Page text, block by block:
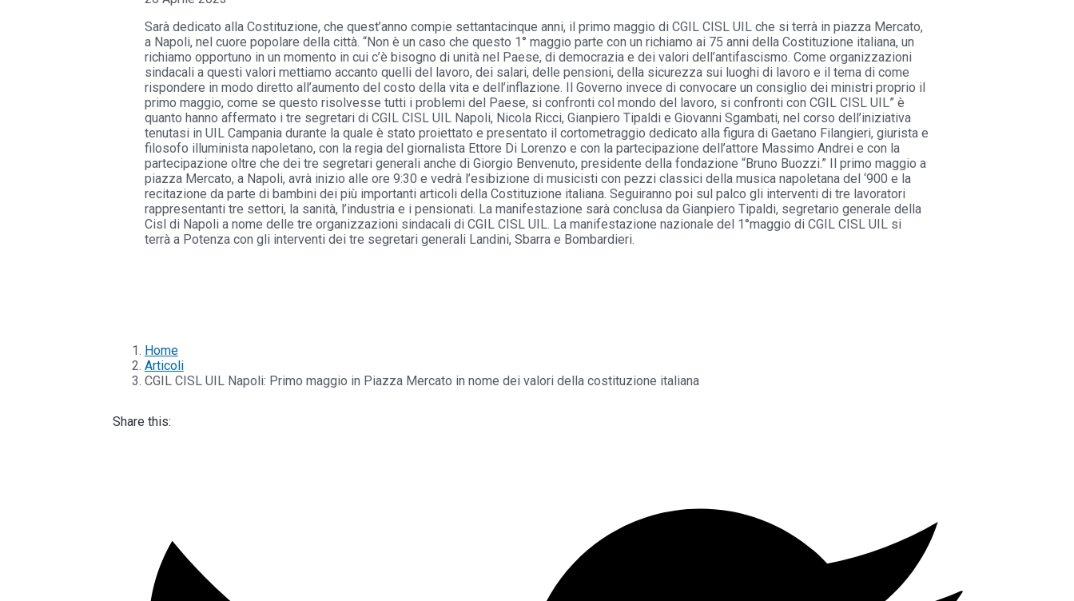
Sarà dedicato alla Costituzione, che quest’anno compie settantacinque anni, il primo maggio di CGIL CISL UIL che si terrà in piazza Mercato,
a Napoli, nel cuore popolare della città. “Non è un caso che questo 1° maggio parte con un richiamo ai 75 anni della Costituzione italiana, un
richiamo opportuno in un momento in cui c’è bisogno di unità nel Paese, di democrazia e dei valori dell’antifascismo. Come organizzazioni
sindacali a questi valori mettiamo accanto quelli del lavoro, dei salari, delle pensioni, della sicurezza sui luoghi di lavoro e il tema di come
rispondere in modo diretto all’aumento del costo della vita e dell’inflazione. Il Governo invece di convocare un consiglio dei ministri proprio il
primo maggio, come se questo risolvesse tutti i problemi del Paese, si confronti col mondo del lavoro, si confronti con CGIL CISL UIL” è
quanto hanno affermato i tre segretari di CGIL CISL UIL Napoli, Nicola Ricci, Gianpiero Tipaldi e Giovanni Sgambati, nel corso dell’iniziativa
tenutasi in UIL Campania durante la quale è stato proiettato e presentato il cortometraggio dedicato alla figura di Gaetano Filangieri, giurista e
filosofo illuminista napoletano, con la regia del giornalista Ettore Di Lorenzo e con la partecipazione dell’attore Massimo Andrei e con la
partecipazione oltre che dei tre segretari generali anche di Giorgio Benvenuto, presidente della fondazione “Bruno Buozzi.” Il primo maggio a
piazza Mercato, a Napoli, avrà inizio alle ore 9:30 e vedrà l’esibizione di musicisti con pezzi classici della musica napoletana del ‘900 e la
recitazione da parte di bambini dei più importanti articoli della Costituzione italiana. Seguiranno poi sul palco gli interventi di tre lavoratori
rappresentanti tre settori, la sanità, l’industria e i pensionati. La manifestazione sarà conclusa da Gianpiero Tipaldi, segretario generale della
Cisl di Napoli a nome delle tre organizzazioni sindacali di CGIL CISL UIL. La manifestazione nazionale del 1°maggio di CGIL CISL UIL si
terrà a Potenza con gli interventi dei tre segretari generali Landini, Sbarra e Bombardieri.
Home
Articoli
CGIL CISL UIL Napoli: Primo maggio in Piazza Mercato in nome dei valori della costituzione italiana
Share this: